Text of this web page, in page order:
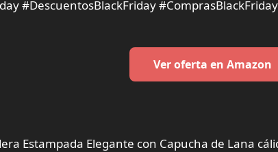
#DescuentosBlackFriday #ComprasBlackFriday
Ver oferta en Amazon
Estampada Elegante con Capucha de Lana